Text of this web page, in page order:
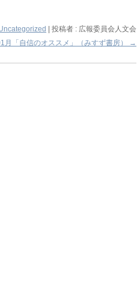
| 投稿者 : 広報委員会人文会
月「自信のオススメ」（みすず書房） →